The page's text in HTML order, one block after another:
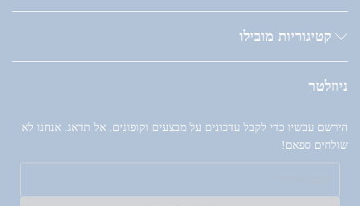
קטיגוריות מובילו
ניוזלטר
הירשם עכשיו כדי לקבל עדכונים על מבצעים וקופונים. אל תדאג. אנחנו לא
שולחים ספאם!